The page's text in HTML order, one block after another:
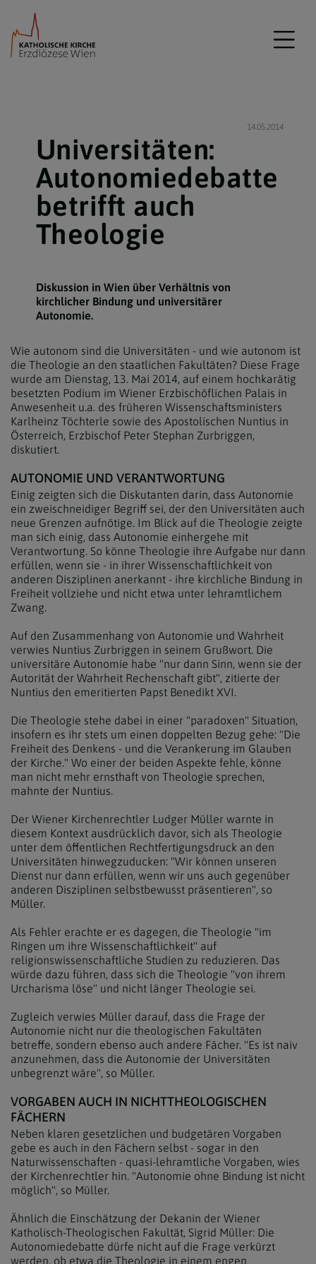
14.05.2014
Universitäten:
Autonomiedebatte
betrifft auch
Theologie
Diskussion in Wien über Verhältnis von
kirchlicher Bindung und universitärer
Autonomie.
Wie autonom sind die Universitäten - und wie autonom ist
die Theologie an den staatlichen Fakultäten? Diese Frage
wurde am Dienstag, 13. Mai 2014, auf einem hochkarätig
besetzten Podium im Wiener Erzbischöflichen Palais in
Anwesenheit u.a. des früheren Wissenschaftsministers
Karlheinz Töchterle sowie des Apostolischen Nuntius in
Österreich, Erzbischof Peter Stephan Zurbriggen,
diskutiert.
AUTONOMIE UND VERANTWORTUNG
Einig zeigten sich die Diskutanten darin, dass Autonomie
ein zweischneidiger Begriff sei, der den Universitäten auch
neue Grenzen aufnötige. Im Blick auf die Theologie zeigte
man sich einig, dass Autonomie einhergehe mit
Verantwortung. So könne Theologie ihre Aufgabe nur dann
erfüllen, wenn sie - in ihrer Wissenschaftlichkeit von
anderen Disziplinen anerkannt - ihre kirchliche Bindung in
Freiheit vollziehe und nicht etwa unter lehramtlichem
Zwang.
Auf den Zusammenhang von Autonomie und Wahrheit
verwies Nuntius Zurbriggen in seinem Grußwort. Die
universitäre Autonomie habe "nur dann Sinn, wenn sie der
Autorität der Wahrheit Rechenschaft gibt", zitierte der
Nuntius den emeritierten Papst Benedikt XVI.
Die Theologie stehe dabei in einer "paradoxen" Situation,
insofern es ihr stets um einen doppelten Bezug gehe: "Die
Freiheit des Denkens - und die Verankerung im Glauben
der Kirche." Wo einer der beiden Aspekte fehle, könne
man nicht mehr ernsthaft von Theologie sprechen,
mahnte der Nuntius.
Der Wiener Kirchenrechtler Ludger Müller warnte in
diesem Kontext ausdrücklich davor, sich als Theologie
unter dem öffentlichen Rechtfertigungsdruck an den
Universitäten hinwegzuducken: "Wir können unseren
Dienst nur dann erfüllen, wenn wir uns auch gegenüber
anderen Disziplinen selbstbewusst präsentieren", so
Müller.
Als Fehler erachte er es dagegen, die Theologie "im
Ringen um ihre Wissenschaftlichkeit" auf
religionswissenschaftliche Studien zu reduzieren. Das
würde dazu führen, dass sich die Theologie "von ihrem
Urcharisma löse" und nicht länger Theologie sei.
Zugleich verwies Müller darauf, dass die Frage der
Autonomie nicht nur die theologischen Fakultäten
betreffe, sondern ebenso auch andere Fächer. "Es ist naiv
anzunehmen, dass die Autonomie der Universitäten
unbegrenzt wäre", so Müller.
VORGABEN AUCH IN NICHTTHEOLOGISCHEN
FÄCHERN
Neben klaren gesetzlichen und budgetären Vorgaben
gebe es auch in den Fächern selbst - sogar in den
Naturwissenschaften - quasi-lehramtliche Vorgaben, wies
der Kirchenrechtler hin. "Autonomie ohne Bindung ist nicht
möglich", so Müller.
Ähnlich die Einschätzung der Dekanin der Wiener
Katholisch-Theologischen Fakultät, Sigrid Müller: Die
Autonomiedebatte dürfe nicht auf die Frage verkürzt
werden, ob etwa die Theologie in einem engen